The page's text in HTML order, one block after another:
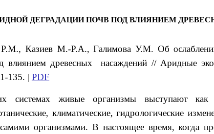
ДЕГРАДАЦИИ ПОЧВ ПОД ВЛИЯНИЕМ
Р.М., Казиев М.-Р.А., ГалимоваУ.М. Об
влиянием древесных насаждений // Аридные
135. | PDF
системах живые организмы выступают как
климатические, гидрологические
организмами. В настоящее время, когда